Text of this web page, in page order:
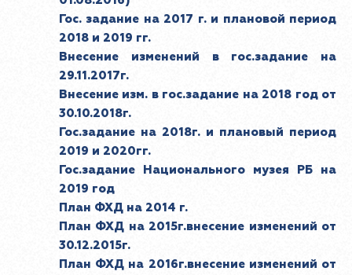
Гос. задание на 2017 г. и плановой период
2018 и 2019 гг.
Внесение изменений в гос.задание на
29.11.2017г.
Внесение изм. в гос.задание на 2018 год от
30.10.2018г.
Гос.задание на 2018г. и плановый период
2019 и 2020гг.
Гос.задание Национального музея РБ на
2019 год
План ФХД на 2014 г.
План ФХД на 2015г.внесение изменений от
30.12.2015г.
План ФХД на 2016г.внесение изменений от